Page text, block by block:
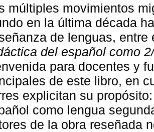
múltiples movimientos
en la última década
de lenguas,
del español como
para docentes y
de este libro, en
explicitan su
como lengua
de la obra reseñada